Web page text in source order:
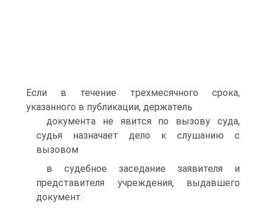
Если в течение трехмесячного срока,
указанного в публикации, держатель
документа не явится по вызову суда,
судья назначает дело к слушанию с
вызовом
в судебное заседание заявителя и
представителя учреждения, выдавшего
документ.